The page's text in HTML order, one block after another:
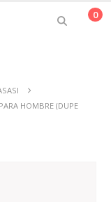
0
HOMBRE (DUPE